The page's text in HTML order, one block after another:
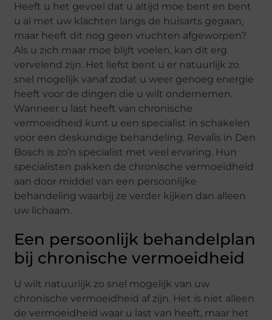
Heeft u het gevoel dat u altijd moe bent en bent
u al met uw klachten langs de huisarts gegaan,
maar heeft dit nog geen vruchten afgeworpen?
Als u zich maar moe blijft voelen, kan dit erg
vervelend zijn. Het liefst bent u er natuurlijk zo
snel mogelijk vanaf zodat u weer genoeg energie
heeft voor de dingen die u wilt ondernemen.
Wanneer u last heeft van chronische
vermoeidheid kunt u een specialist in schakelen
voor een deskundige behandeling. Revalis in Den
Bosch is zo’n specialist met veel ervaring. Hun
specialisten pakken de chronische vermoeidheid
aan door middel van een persoonlijke
behandeling waarbij ze verder kijken dan alleen
uw lichaam.
Een persoonlijk behandelplan
bij chronische vermoeidheid
U wilt natuurlijk zo snel mogelijk van uw
chronische vermoeidheid af zijn. Het is niet alleen
de vermoeidheid waar u last van heeft, maar het